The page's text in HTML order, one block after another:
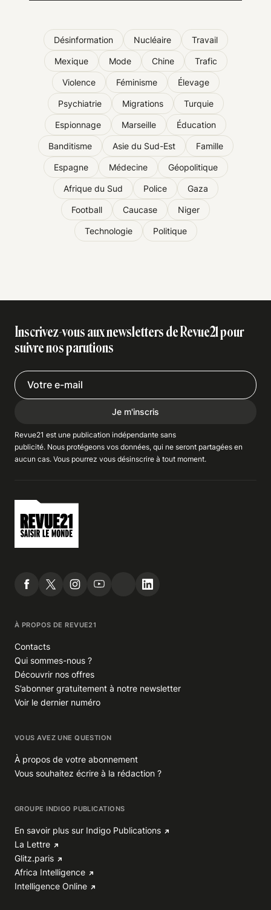
Désinformation Nucléaire Travail
Mexique Mode Chine Trafic
Violence Féminisme Élevage
Psychiatrie Migrations Turquie
Espionnage Marseille Éducation
Banditisme Asie du Sud-Est Famille
Espagne Médecine Géopolitique
Afrique du Sud Police Gaza
Football Caucase Niger
Technologie Politique
Inscrivez-vous aux newsletters de Revue21 pour
suivre nos parutions
Je m'inscris
Revue21 est une publication indépendante sans
publicité. Nous protégeons vos données, qui ne seront partagées en
aucun cas. Vous pourrez vous désinscrire à tout moment.
À PROPOS DE REVUE21
Contacts
Qui sommes-nous ?
Découvrir nos offres
S’abonner gratuitement à notre newsletter
Voir le dernier numéro
VOUS AVEZ UNE QUESTION
À propos de votre abonnement
Vous souhaitez écrire à la rédaction ?
GROUPE INDIGO PUBLICATIONS
En savoir plus sur Indigo Publications
La Lettre
Glitz.paris
Africa Intelligence
Intelligence Online